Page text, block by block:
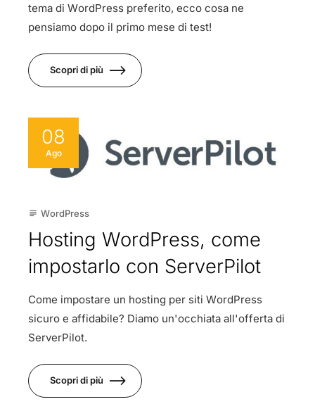
tema di WordPress preferito, ecco cosa ne
pensiamo dopo il primo mese di test!
Scopri di più
08
Ago
subject WordPress
Hosting WordPress, come
impostarlo con ServerPilot
Come impostare un hosting per siti WordPress
sicuro e affidabile? Diamo un'occhiata all'offerta di
ServerPilot.
Scopri di più